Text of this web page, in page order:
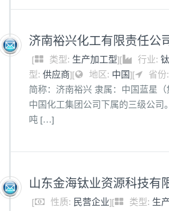
济南裕兴化工有限责任公
[ 类型: 生产加工型][ 行业:
型: 供应商][ 地区: 中国][ 省份:
简称：济南裕兴 隶属：中国蓝星
中国化工集团公司下属的三级公司
吨 […]
山东金海钛业资源科技有
[ 性质: 民营企业][ 类型: 生